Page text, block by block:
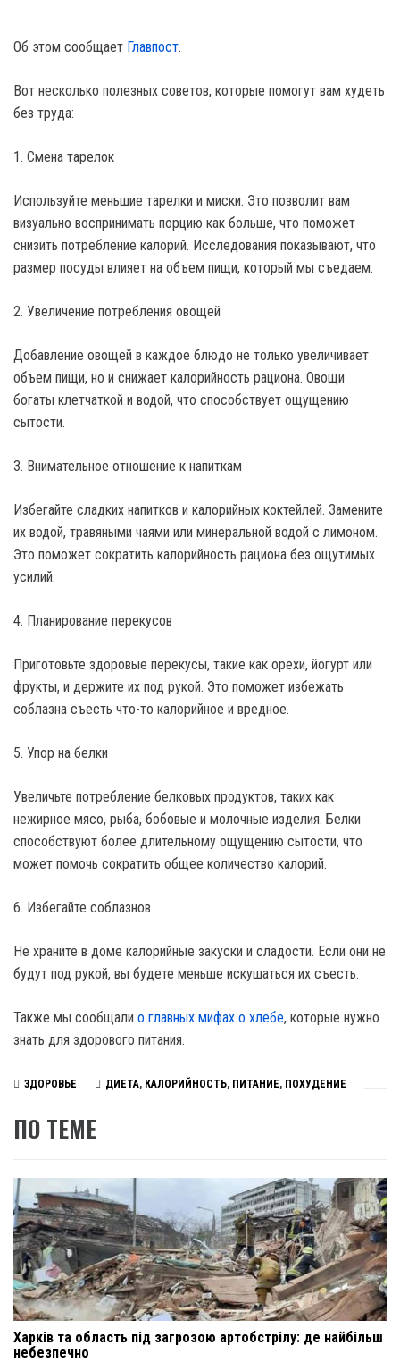
Об этом сообщает Главпост.
Вот несколько полезных советов, которые помогут вам худеть
без труда:
1. Смена тарелок
Используйте меньшие тарелки и миски. Это позволит вам
визуально воспринимать порцию как больше, что поможет
снизить потребление калорий. Исследования показывают, что
размер посуды влияет на объем пищи, который мы съедаем.
2. Увеличение потребления овощей
Добавление овощей в каждое блюдо не только увеличивает
объем пищи, но и снижает калорийность рациона. Овощи
богаты клетчаткой и водой, что способствует ощущению
сытости.
3. Внимательное отношение к напиткам
Избегайте сладких напитков и калорийных коктейлей. Замените
их водой, травяными чаями или минеральной водой с лимоном.
Это поможет сократить калорийность рациона без ощутимых
усилий.
4. Планирование перекусов
Приготовьте здоровые перекусы, такие как орехи, йогурт или
фрукты, и держите их под рукой. Это поможет избежать
соблазна съесть что-то калорийное и вредное.
5. Упор на белки
Увеличьте потребление белковых продуктов, таких как
нежирное мясо, рыба, бобовые и молочные изделия. Белки
способствуют более длительному ощущению сытости, что
может помочь сократить общее количество калорий.
6. Избегайте соблазнов
Не храните в доме калорийные закуски и сладости. Если они не
будут под рукой, вы будете меньше искушаться их съесть.
Также мы сообщали о главных мифах о хлебе, которые нужно
знать для здорового питания.
ЗДОРОВЬЕ ДИЕТА, КАЛОРИЙНОСТЬ, ПИТАНИЕ, ПОХУДЕНИЕ
ПО ТЕМЕ
Харків та область під загрозою артобстрілу: де найбільш
небезпечно